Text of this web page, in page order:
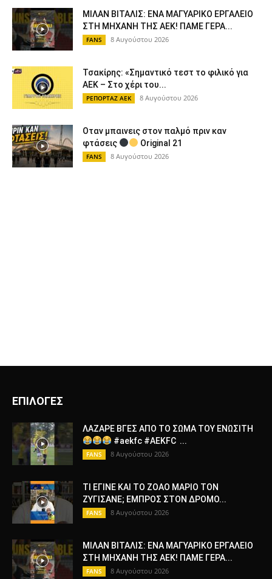
ΜΙΛΑΝ ΒΙΤΑΛΙΣ: ΕΝΑ ΜΑΓΥΑΡΙΚΟ ΕΡΓΑΛΕΙΟ
ΣΤΗ ΜΗΧΑΝΗ ΤΗΣ ΑΕΚ! ΠΑΜΕ ΓΕΡΑ...
FANS 8 Αυγούστου 2026
Τσακίρης: «Σημαντικό τεστ το φιλικό για
ΑΕΚ – Στο χέρι του...
ΡΕΠΟΡΤΑΖ ΑΕΚ 8 Αυγούστου 2026
Οταν μπαινεις στον παλμό πριν καν
φτάσεις
Original 21
FANS 8 Αυγούστου 2026
ΕΠΙΛΟΓΕΣ
ΛΑΖΑΡΕ ΒΓΕΣ ΑΠΟ ΤΟ ΣΩΜΑ ΤΟΥ ΕΝΩΣΙΤΗ
#aekfc #AEKFC ​...
FANS 8 Αυγούστου 2026
ΤΙ ΕΓΙΝΕ ΚΑΙ ΤΟ ΖΟΑΟ ΜΑΡΙΟ ΤΟΝ
ΖΥΓΙΣΑΝΕ; ΕΜΠΡΟΣ ΣΤΟΝ ΔΡΟΜΟ...
FANS 8 Αυγούστου 2026
ΜΙΛΑΝ ΒΙΤΑΛΙΣ: ΕΝΑ ΜΑΓΥΑΡΙΚΟ ΕΡΓΑΛΕΙΟ
ΣΤΗ ΜΗΧΑΝΗ ΤΗΣ ΑΕΚ! ΠΑΜΕ ΓΕΡΑ...
FANS 8 Αυγούστου 2026